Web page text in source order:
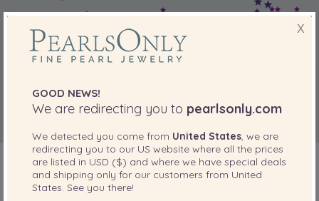
X
GOOD NEWS!
We are redirecting you to pearlsonly.com
We detected you come from United States , we are
redirecting you to our US website where all the prices
are listed in USD ($) and where we have special deals
and shipping only for our customers from United
States . See you there!